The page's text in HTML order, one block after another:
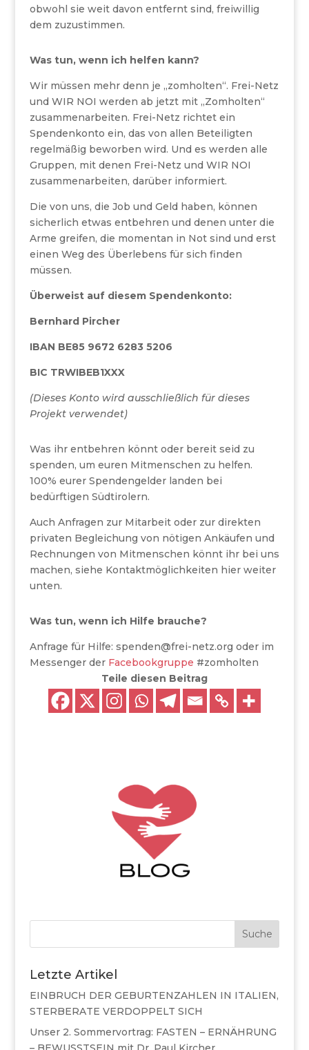
obwohl sie weit davon entfernt sind, freiwillig
dem zuzustimmen.
Was tun, wenn ich helfen kann?
Wir müssen mehr denn je „zomholten“. Frei-Netz
und WIR NOI werden ab jetzt mit „Zomholten“
zusammenarbeiten. Frei-Netz richtet ein
Spendenkonto ein, das von allen Beteiligten
regelmäßig beworben wird. Und es werden alle
Gruppen, mit denen Frei-Netz und WIR NOI
zusammenarbeiten, darüber informiert.
Die von uns, die Job und Geld haben, können
sicherlich etwas entbehren und denen unter die
Arme greifen, die momentan in Not sind und erst
einen Weg des Überlebens für sich finden
müssen.
Überweist auf diesem Spendenkonto:
Bernhard Pircher
IBAN BE85 9672 6283 5206
BIC TRWIBEB1XXX
(Dieses Konto wird ausschließlich für dieses
Projekt verwendet)
Was ihr entbehren könnt oder bereit seid zu
spenden, um euren Mitmenschen zu helfen.
100% eurer Spendengelder landen bei
bedürftigen Südtirolern.
Auch Anfragen zur Mitarbeit oder zur direkten
privaten Begleichung von nötigen Ankäufen und
Rechnungen von Mitmenschen könnt ihr bei uns
machen, siehe Kontaktmöglichkeiten hier weiter
unten.
Was tun, wenn ich Hilfe brauche?
Anfrage für Hilfe: spenden@frei-netz.org oder im
Messenger der Facebookgruppe #zomholten
Teile diesen Beitrag
Suche
Letzte Artikel
EINBRUCH DER GEBURTENZAHLEN IN ITALIEN,
STERBERATE VERDOPPELT SICH
Unser 2. Sommervortrag: FASTEN – ERNÄHRUNG